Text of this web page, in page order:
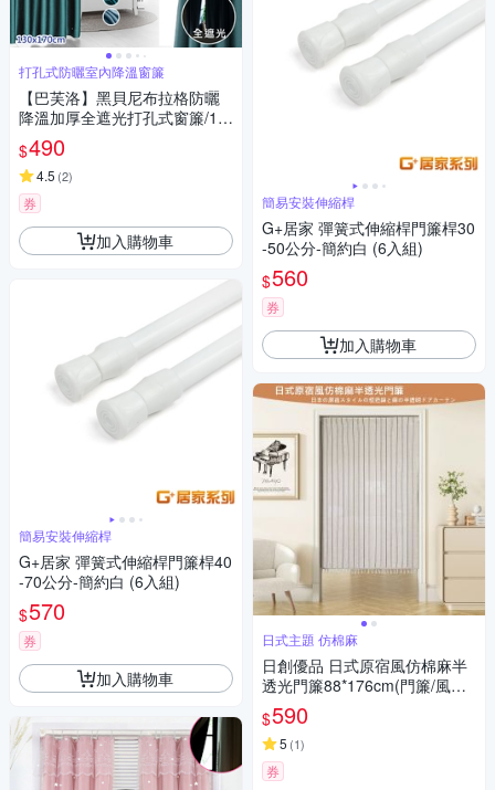
打孔式防曬室內降溫窗簾
【巴芙洛】黑貝尼布拉格防曬
降溫加厚全遮光打孔式窗簾/13
0*170CM(打孔遮光窗簾/拉簾/
門簾/風水簾)
$490
4.5 (2)
券
加入購物車
簡易安裝伸縮桿
G+居家 彈簧式伸縮桿門簾桿40
-70公分-簡約白 (6入組)
$570
券
加入購物車
簡易安裝伸縮桿
G+居家 彈簧式伸縮桿門簾桿30
-50公分-簡約白 (6入組)
$560
券
加入購物車
日式主題 仿棉麻
日創優品 日式原宿風仿棉麻半
透光門簾88*176cm(門簾/風水
簾/窗簾/窗紗/長門簾/隔簾)
$590
5 (1)
券